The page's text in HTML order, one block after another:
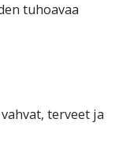
tuhoavaa
terveet ja